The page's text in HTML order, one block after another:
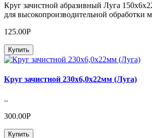
Круг зачистной абразивный Луга
для высокопроизводительной обработки
125.00Р
Купить
Круг зачистной 230х6,0х22мм (Луга)
..
300.00Р
Купить